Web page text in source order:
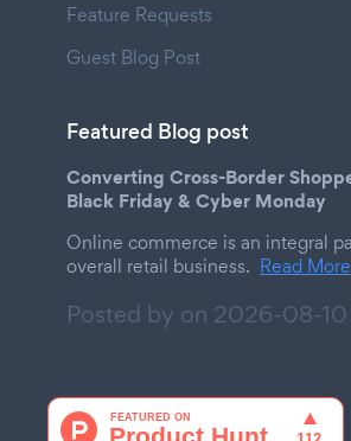
Feature Requests
Guest Blog Post
Featured Blog post
Converting Cross-Border
Black Friday & Cyber Monday
Online commerce is an integral
overall retail business. Read More
Posted by on 2026-08-10